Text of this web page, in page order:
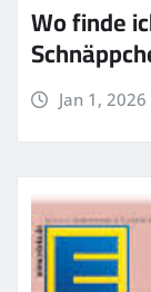
Wo finde
Jan 1, 2026